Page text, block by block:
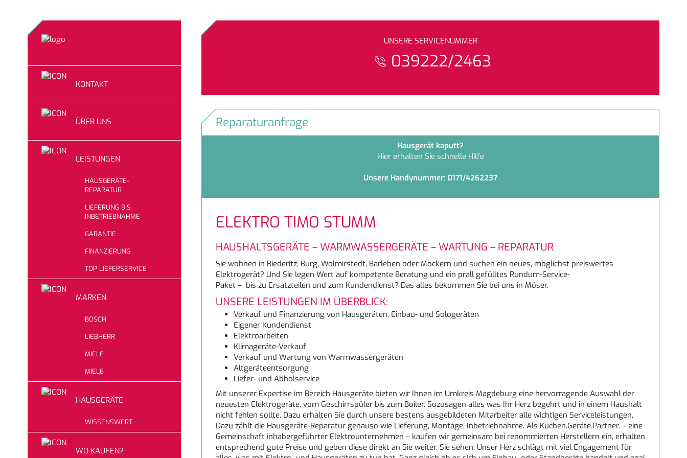
KONTAKT
ÜBER UNS
LEISTUNGEN
HAUSGERÄTE-
REPARATUR
LIEFERUNG BIS
INBETRIEBNAHME
GARANTIE
FINANZIERUNG
TOP LIEFERSERVICE
MARKEN
BOSCH
LIEBHERR
MIELE
MIELE
HAUSGERÄTE
WISSENSWERT
WO KAUFEN?
UNSERE SERVICENUMMER
039222/2463
Reparaturanfrage
Hausgerät kaputt?
Hier erhalten Sie schnelle Hilfe
Unsere Handynummer: 0171/4262237
ELEKTRO TIMO STUMM
HAUSHALTSGERÄTE – WARMWASSERGERÄTE – WARTUNG – REPARATUR
Sie wohnen in Biederitz, Burg, Wolmirstedt, Barleben oder Möckern und suchen ein neues, möglichst preiswertes
Elektrogerät? Und Sie legen Wert auf kompetente Beratung und ein prall gefülltes Rundum-Service-
Paket – bis zu Ersatzteilen und zum Kundendienst? Das alles bekommen Sie bei uns in Möser.
UNSERE LEISTUNGEN IM ÜBERBLICK:
Verkauf und Finanzierung von Hausgeräten, Einbau- und Sologeräten
Eigener Kundendienst
Elektroarbeiten
Klimageräte-Verkauf
Verkauf und Wartung von Warmwassergeräten
Altgeräteentsorgung
Liefer- und Abholservice
Mit unserer Expertise im Bereich Hausgeräte bieten wir Ihnen im Umkreis Magdeburg eine hervorragende Auswahl der
neuesten Elektrogeräte, vom Geschirrspüler bis zum Boiler. Sozusagen alles was Ihr Herz begehrt und in einem Haushalt
nicht fehlen sollte. Dazu erhalten Sie durch unsere bestens ausgebildeten Mitarbeiter alle wichtigen Serviceleistungen.
Dazu zählt die Hausgeräte-Reparatur genauso wie Lieferung, Montage, Inbetriebnahme. Als Küchen.Geräte.Partner. – eine
Gemeinschaft inhabergeführter Elektrounternehmen – kaufen wir gemeinsam bei renommierten Herstellern ein, erhalten
entsprechend gute Preise und geben diese direkt an Sie weiter. Sie sehen: Unser Herz schlägt mit viel Engagement für